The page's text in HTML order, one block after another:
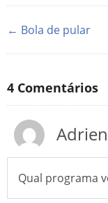
← Bola de pular
4 Comentários
Qual programa